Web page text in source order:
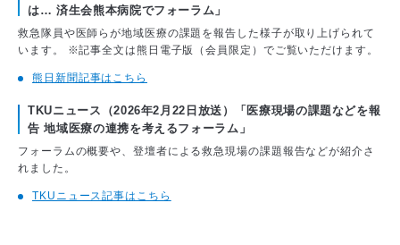
は… 済生会熊本病院でフォーラム」
救急隊員や医師らが地域医療の課題を報告した様子が取り上げられて
います。 ※記事全文は熊日電子版（会員限定）でご覧いただけます。
熊日新聞記事はこちら
TKUニュース（2026年2月22日放送）「医療現場の課題などを報
告 地域医療の連携を考えるフォーラム」
フォーラムの概要や、登壇者による救急現場の課題報告などが紹介さ
れました。
TKUニュース記事はこちら